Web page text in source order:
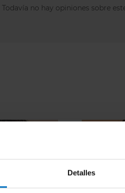
Detalles
Todavía no hay opiniones sobre